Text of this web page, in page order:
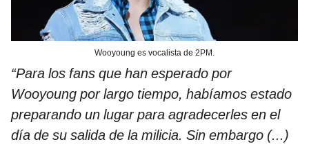
Wooyoung es vocalista de 2PM.
“Para los fans que han esperado por
Wooyoung por largo tiempo, habíamos estado
preparando un lugar para agradecerles en el
día de su salida de la milicia. Sin embargo (...)